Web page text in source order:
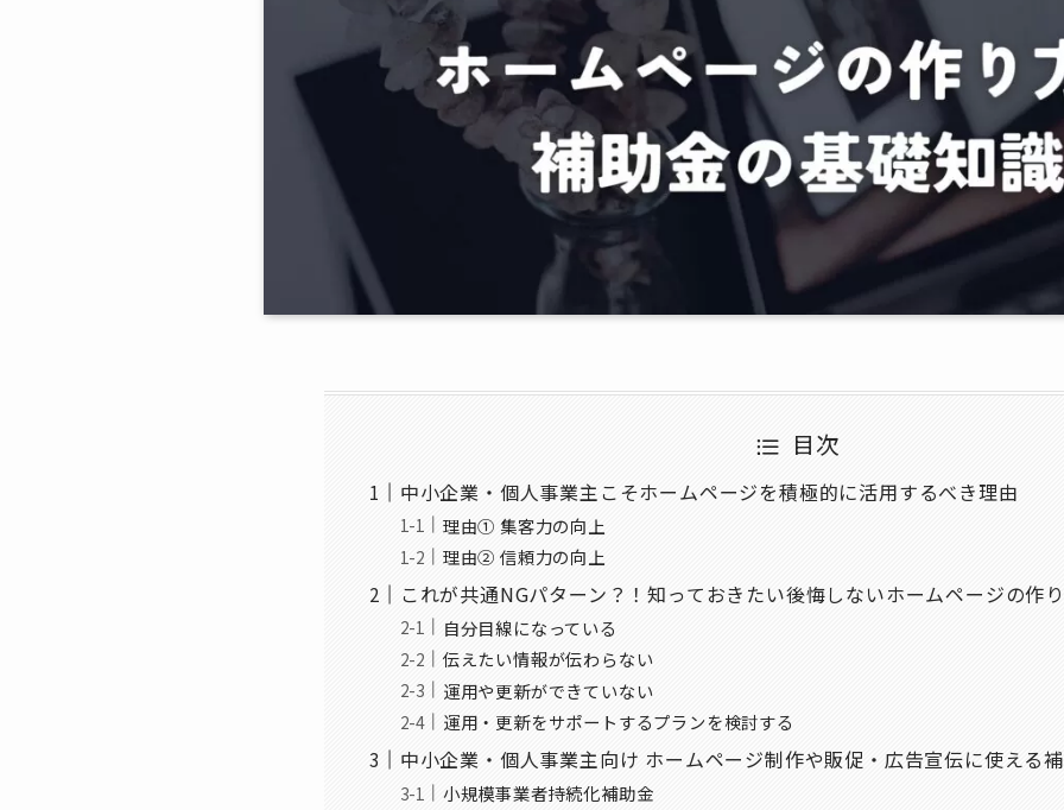
目次
中小企業・個人事業主こそホームページを積極的に活用するべき理由
理由① 集客力の向上
理由② 信頼力の向上
これが共通NGパターン？！知っておきたい後悔しないホームページの作
自分目線になっている
伝えたい情報が伝わらない
運用や更新ができていない
運用・更新をサポートするプランを
中小企業・個人事業主向け ホームページ制作や販促・広告宣伝に使える
小規模事業者持続化補助金